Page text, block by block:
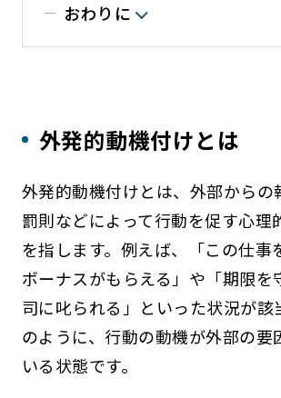
おわりに
外発的動機付けとは
外発的動機付けとは、外部からの
罰則などによって行動を促す心理
を指します。例えば、「この仕事
ボーナスがもらえる」や「期限を
司に叱られる」といった状況が該
のように、行動の動機が外部の要
いる状態です。